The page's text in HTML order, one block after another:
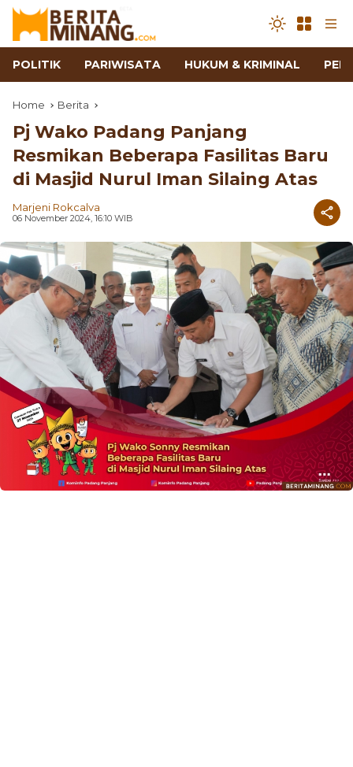
POLITIK PARIWISATA HUKUM & KRIMINAL
Home Berita
Pj Wako Padang Panjang
Resmikan Beberapa Fasilitas Baru
di Masjid Nurul Iman Silaing Atas
Marjeni Rokcalva
06 November 2024, 16:10 WIB